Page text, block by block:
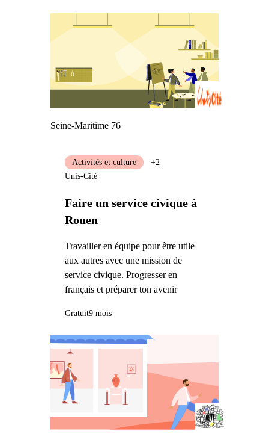
Seine-Maritime 76
Faire un service civique à
Rouen
Travailler en équipe pour être utile
aux autres avec une mission de
service civique. Progresser en
français et préparer ton avenir
Activités et culture
+2
Unis-Cité
Gratuit9 mois